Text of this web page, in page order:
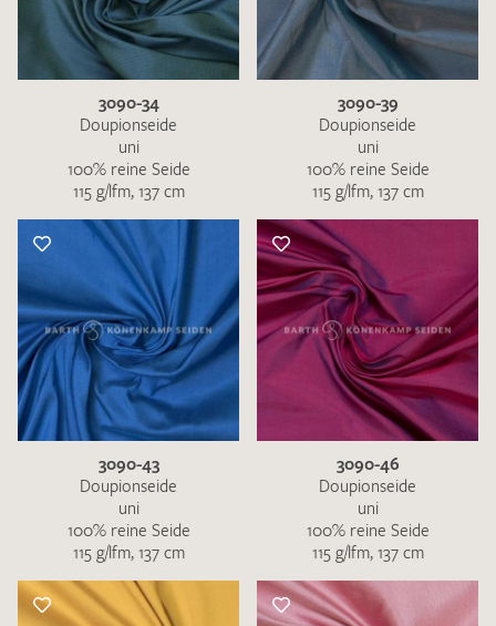
3090-34
Doupionseide
uni
100% reine Seide
115 g/lfm, 137 cm
3090-39
Doupionseide
uni
100% reine Seide
115 g/lfm, 137 cm
3090-43
Doupionseide
uni
100% reine Seide
115 g/lfm, 137 cm
3090-46
Doupionseide
uni
100% reine Seide
115 g/lfm, 137 cm